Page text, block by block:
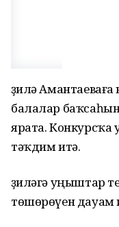
Әҙилә
балалар
ярата.
тәҡдим итә.
Әҙиләгә уңыштар
төшөрөүен дауам